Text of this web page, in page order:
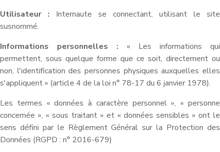
Utilisateur : Internaute se connectant, utilisant le site
susnommé.
Informations personnelles : « Les informations qui
permettent, sous quelque forme que ce soit, directement ou
non, l'identification des personnes physiques auxquelles elles
s'appliquent » (article 4 de la loi n° 78-17 du 6 janvier 1978).
Les termes « données à caractère personnel », « personne
concernée », « sous traitant » et « données sensibles » ont le
sens défini par le Règlement Général sur la Protection des
Données (RGPD : n° 2016-679)